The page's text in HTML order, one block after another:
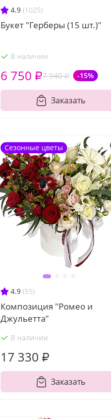
4.9 (1025)
Букет "Герберы (15 шт.)"
В наличии
7 940 ₽ -15%
6 750 ₽
Заказать
4.9 (55)
Композиция "Ромео и
Джульетта"
В наличии
17 330 ₽
Заказать
Сезонные цветы